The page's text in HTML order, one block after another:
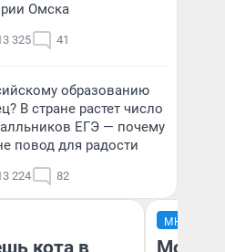
Омска
325 41
образованию
В стране растет число
ЕГЭ — почему
повод для радости
224 82
кота в
МНЕНИЕ
Мой